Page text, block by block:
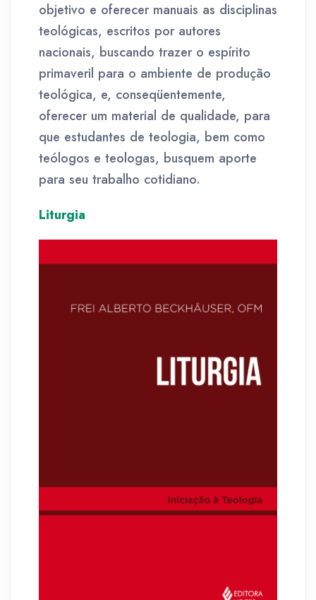
objetivo e oferecer manuais as disciplinas
teológicas, escritos por autores
nacionais, buscando trazer o espírito
primaveril para o ambiente de produção
teológica, e, conseqüentemente,
oferecer um material de qualidade, para
que estudantes de teologia, bem como
teólogos e teologas, busquem aporte
para seu trabalho cotidiano.
Liturgia